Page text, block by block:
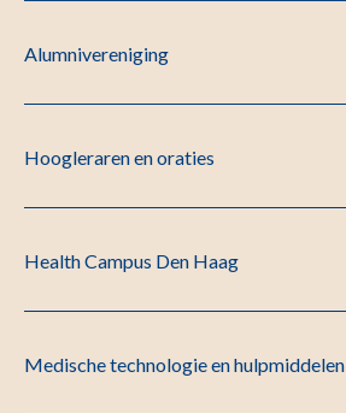
Alumnivereniging
Hoogleraren en oraties
Health Campus Den Haag
Medische technologie en hulpmiddelen